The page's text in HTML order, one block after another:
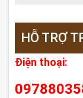
HỖ TRỢ
Điện thoại: